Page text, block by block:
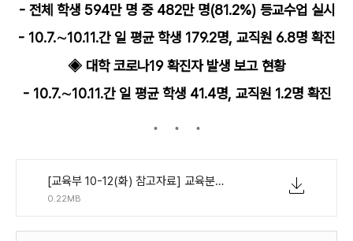
- 전체 학생 594만 명 중 482만 명(81.2%) 등교수업 실시
- 10.7.∼10.11.간 일 평균 학생 179.2명, 교직원 6.8명 확진
◈ 대학 코로나19 확진자 발생 보고 현황
- 10.7.∼10.11.간 일 평균 학생 41.4명, 교직원 1.2명 확진
[교육부 10-12(화) 참고자료] 교육분야 코로나19 현황 자료(10.12.).pdf
0.22MB